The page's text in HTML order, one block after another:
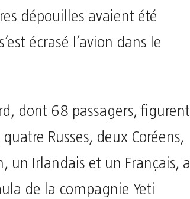
dépouilles avaient été
écrasé l’avion dans le
dont 68 passagers, figurent
Russes, deux Coréens,
un Irlandais et un Français, a
de la compagnie Yeti